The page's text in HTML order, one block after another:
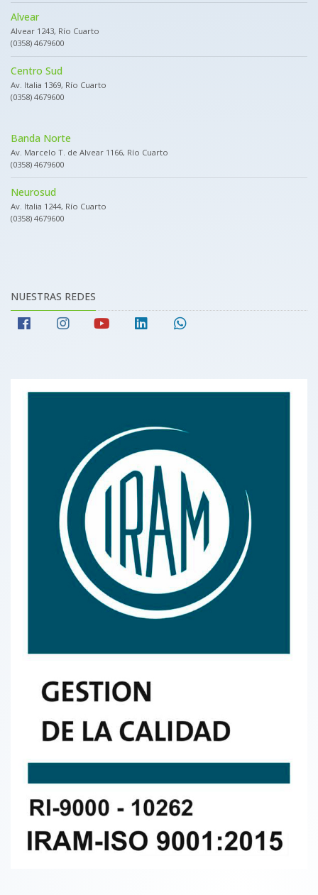
Alvear
Alvear 1243, Río Cuarto
(0358) 4679600
Centro Sud
Av. Italia 1369, Río Cuarto
(0358) 4679600
Banda Norte
Av. Marcelo T. de Alvear 1166, Río Cuarto
(0358) 4679600
Neurosud
Av. Italia 1244, Río Cuarto
(0358) 4679600
NUESTRAS REDES